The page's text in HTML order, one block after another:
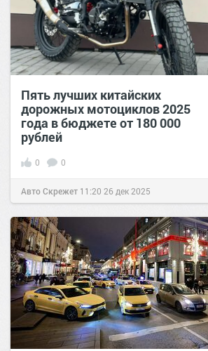
Пять лучших китайских
дорожных мотоциклов 2025
года в бюджете от 180 000
рублей
0 0
Авто Скрежет 11:20 26 дек 2025